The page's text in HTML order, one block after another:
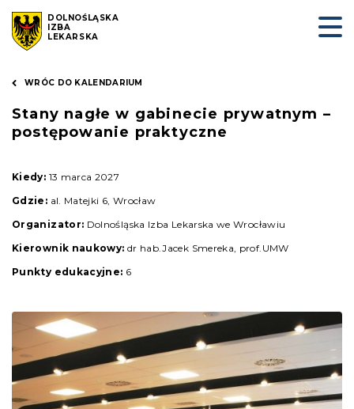
DOLNOŚLĄSKA
IZBA
LEKARSKA
WRÓC DO KALENDARIUM
Stany nagłe w gabinecie prywatnym –
postępowanie praktyczne
Kiedy: 13 marca 2027
Gdzie: al. Matejki 6, Wrocław
Organizator: Dolnośląska Izba Lekarska we Wrocławiu
Kierownik naukowy: dr hab.Jacek Smereka, prof.UMW
Punkty edukacyjne: 6